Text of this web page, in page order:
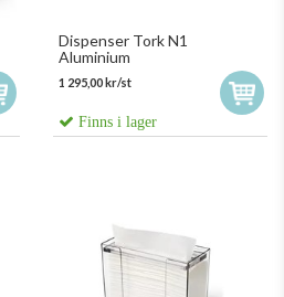
Dispenser Tork N1
Aluminium
1 295,00 kr/st
Finns i lager